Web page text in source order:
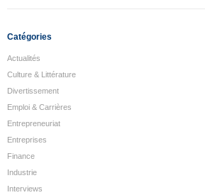
Catégories
Actualités
Culture & Littérature
Divertissement
Emploi & Carrières
Entrepreneuriat
Entreprises
Finance
Industrie
Interviews